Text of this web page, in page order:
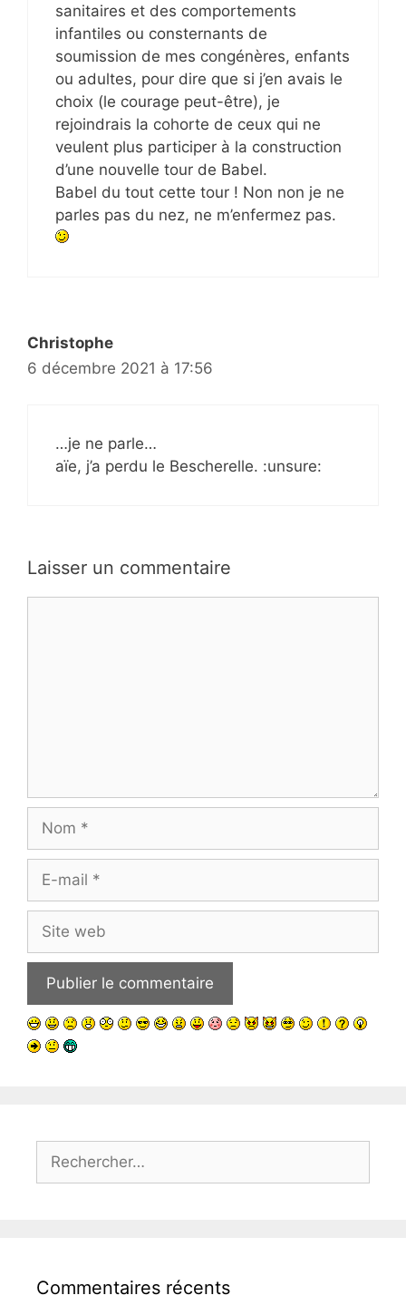
sanitaires et des comportements
infantiles ou consternants de
soumission de mes congénères, enfants
ou adultes, pour dire que si j’en avais le
choix (le courage peut-être), je
rejoindrais la cohorte de ceux qui ne
veulent plus participer à la construction
d’une nouvelle tour de Babel.
Babel du tout cette tour ! Non non je ne
parles pas du nez, ne m’enfermez pas.
Christophe
6 décembre 2021 à 17:56
…je ne parle…
aïe, j’a perdu le Bescherelle. :unsure:
Laisser un commentaire
mail
web
Commentaires récents